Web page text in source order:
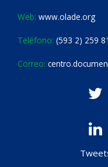
Web: www.olade.org
Teléfono: (593 2) 259
Correo: